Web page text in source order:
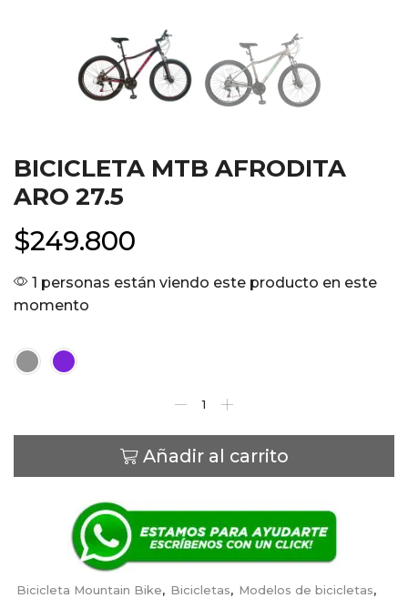
BICICLETA MTB AFRODITA
ARO 27.5
$249.800
1 personas están viendo este producto en este
momento
Añadir al carrito
Bicicleta Mountain Bike, Bicicletas, Modelos de bicicletas,